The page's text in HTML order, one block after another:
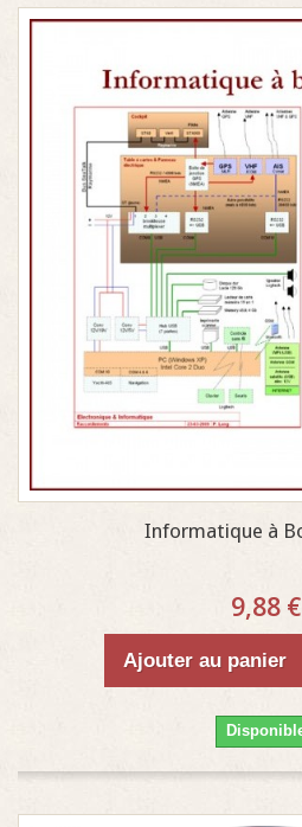
Informatique à
9,88 €
Ajouter au panier